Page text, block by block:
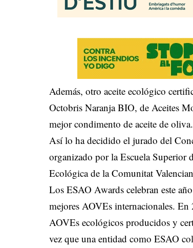
Además, otro aceite ecológico
Octobris Naranja BIO, de Aceites
mejor condimento de aceite de oliva.
Así lo ha decidido el jurado del
organizado por la Escuela
Ecológica de la Comunitat
Los ESAO Awards celebran este
mejores AOVEs internacionales. En
AOVEs ecológicos producidos y
vez que una entidad como ESAO